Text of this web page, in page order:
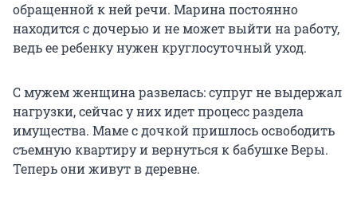
обращенной к ней речи. Марина постоянно
находится с дочерью и не может выйти на работу,
ведь ее ребенку нужен круглосуточный уход.
С мужем женщина развелась: супруг не выдержал
нагрузки, сейчас у них идет процесс раздела
имущества. Маме с дочкой пришлось освободить
съемную квартиру и вернуться к бабушке Веры.
Теперь они живут в деревне.